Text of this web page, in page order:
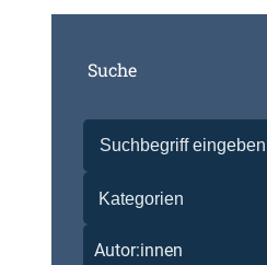
Suche
Autor:innen